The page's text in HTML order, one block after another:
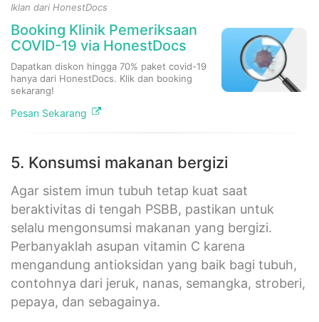
Iklan dari HonestDocs
Booking Klinik Pemeriksaan
COVID-19 via HonestDocs
Dapatkan diskon hingga 70% paket covid-19
hanya dari HonestDocs. Klik dan booking
sekarang!
Pesan Sekarang
5. Konsumsi makanan bergizi
Agar sistem imun tubuh tetap kuat saat
beraktivitas di tengah PSBB, pastikan untuk
selalu mengonsumsi makanan yang bergizi.
Perbanyaklah asupan vitamin C karena
mengandung antioksidan yang baik bagi tubuh,
contohnya dari jeruk, nanas, semangka, stroberi,
pepaya, dan sebagainya.